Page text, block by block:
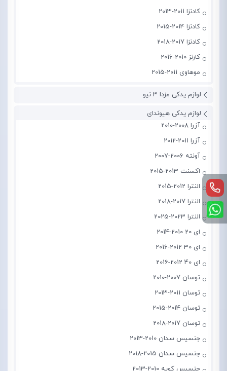
کادنزا 2011-2013
کادنزا 2014-2015
کادنزا 2017-2018
کارنز 2010-2016
موهاوی 2011-2015
لوازم یدکی مزدا 3 نیو
لوازم یدکی هیوندای
آزرا 2008-2010
آزرا 2011-2012
آونته 2006-2007
اکسنت 2013-2015
النترا 2012-2015
النترا 2017-2018
النترا 2023-2025
ای 20 2010-2014
ای 30 2012-2016
ای 40 2012-2016
توسان 2007-2010
توسان 2011-2013
توسان 2014-2015
توسان 2017-2018
جنسیس سدان 2010-2013
جنسیس سدان 2015-2018
جنسیس کوپه 2010-2013